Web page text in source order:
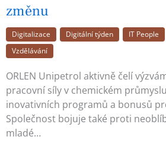
změnu
Digitalizace Digitální týden IT People
Vzdělávání
ORLEN Unipetrol aktivně čelí
pracovní síly v chemickém
inovativních programů a bonusů
Společnost bojuje také proti
mladé…